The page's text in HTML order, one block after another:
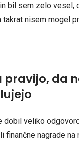
bil sem zelo vesel,
takrat nisem mogel
pravijo, da
dobil veliko
finančne nagrade na